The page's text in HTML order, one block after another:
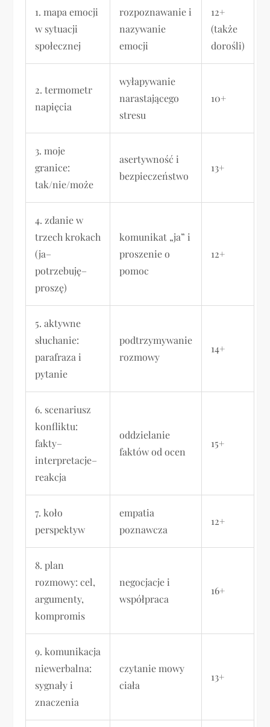
1. mapa emocji
w sytuacji
społecznej
rozpoznawanie i
nazywanie
emocji
12+
(także
dorośli)
2. termometr
napięcia
wyłapywanie
narastającego
stresu
10+
3. moje
granice:
tak/nie/może
asertywność i
bezpieczeństwo
13+
4. zdanie w
trzech krokach
(ja–
potrzebuję–
proszę)
komunikat „ja” i
proszenie o
pomoc
12+
5. aktywne
słuchanie:
parafraza i
pytanie
podtrzymywanie
rozmowy
14+
6. scenariusz
konfliktu:
fakty–
interpretacje–
reakcja
oddzielanie
faktów od ocen
15+
7. koło
perspektyw
empatia
poznawcza
12+
8. plan
rozmowy: cel,
argumenty,
kompromis
negocjacje i
współpraca
16+
9. komunikacja
niewerbalna:
sygnały i
znaczenia
czytanie mowy
ciała
13+